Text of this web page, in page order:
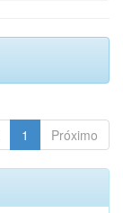
1 Próximo